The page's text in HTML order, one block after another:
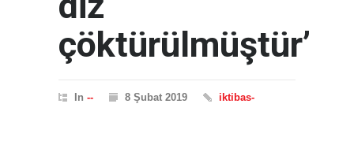
çöktürülmüştür’
In -- 8 Şubat 2019 iktibas-